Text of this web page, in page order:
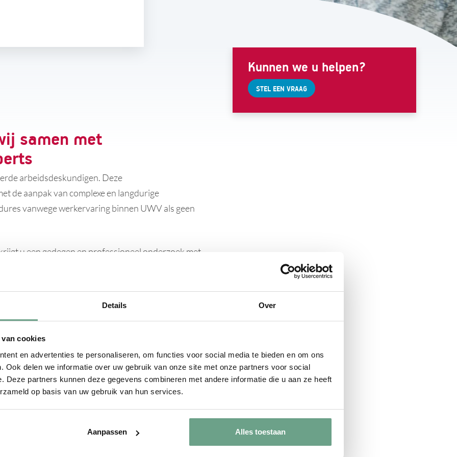
Details Over
cookies
en advertenties te personaliseren, om functies voor social media te bieden en om ons
Ook delen we informatie over uw gebruik van onze site met onze partners voor social
Deze partners kunnen deze gegevens combineren met andere informatie die u aan ze heeft
op basis van uw gebruik van hun services.
Aanpassen Alles toestaan
samen met
arbeidsdeskundigen. Deze
de aanpak van complexe en langdurige
vanwege werkervaring binnen UWV als geen
u een gedegen en professioneel onderzoek met
kan worden ingezet;
u denkt.
onderzoeken kom alles te weten over onze
Kunnen we u helpen?
STEL EEN VRAAG